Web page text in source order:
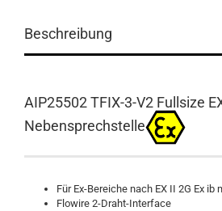
Beschreibung
AIP25502 TFIX-3-V2 Fullsize
Nebensprechstelle
Für Ex-Bereiche nach EX II 2G Ex ib
Flowire 2-Draht-Interface